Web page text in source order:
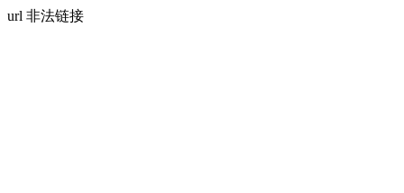
url 非法链接